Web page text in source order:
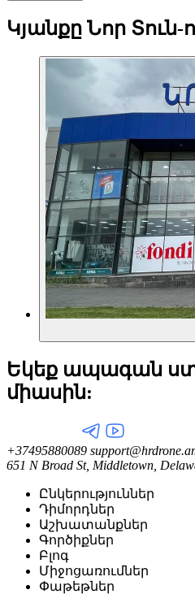
Կյանքը Նոր Տուն-
Եկեք ապագան
միասին:
+37495880089
651 N Broad St, Middletown,
Ընկերություններ
Դիմորդներ
Աշխատանքներ
Գործիքներ
Բլոգ
Միջոցառումներ
Փաթեթներ